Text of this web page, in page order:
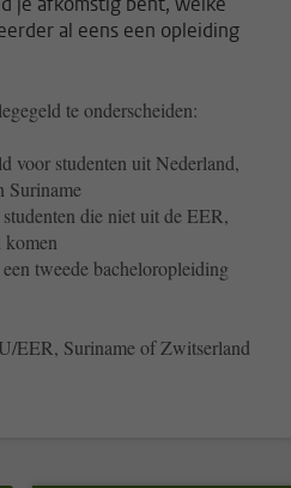
al eens een opleiding
te onderscheiden:
voor studenten uit Nederland,
Suriname
die niet uit de EER,
tweede bacheloropleiding
EER, Suriname of Zwitserland